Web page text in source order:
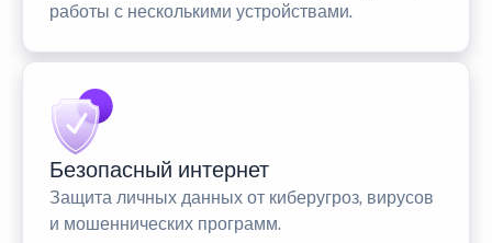
работы с несколькими устройствами.
Безопасный интернет
Защита личных данных от киберугроз, вирусов
и мошеннических программ.